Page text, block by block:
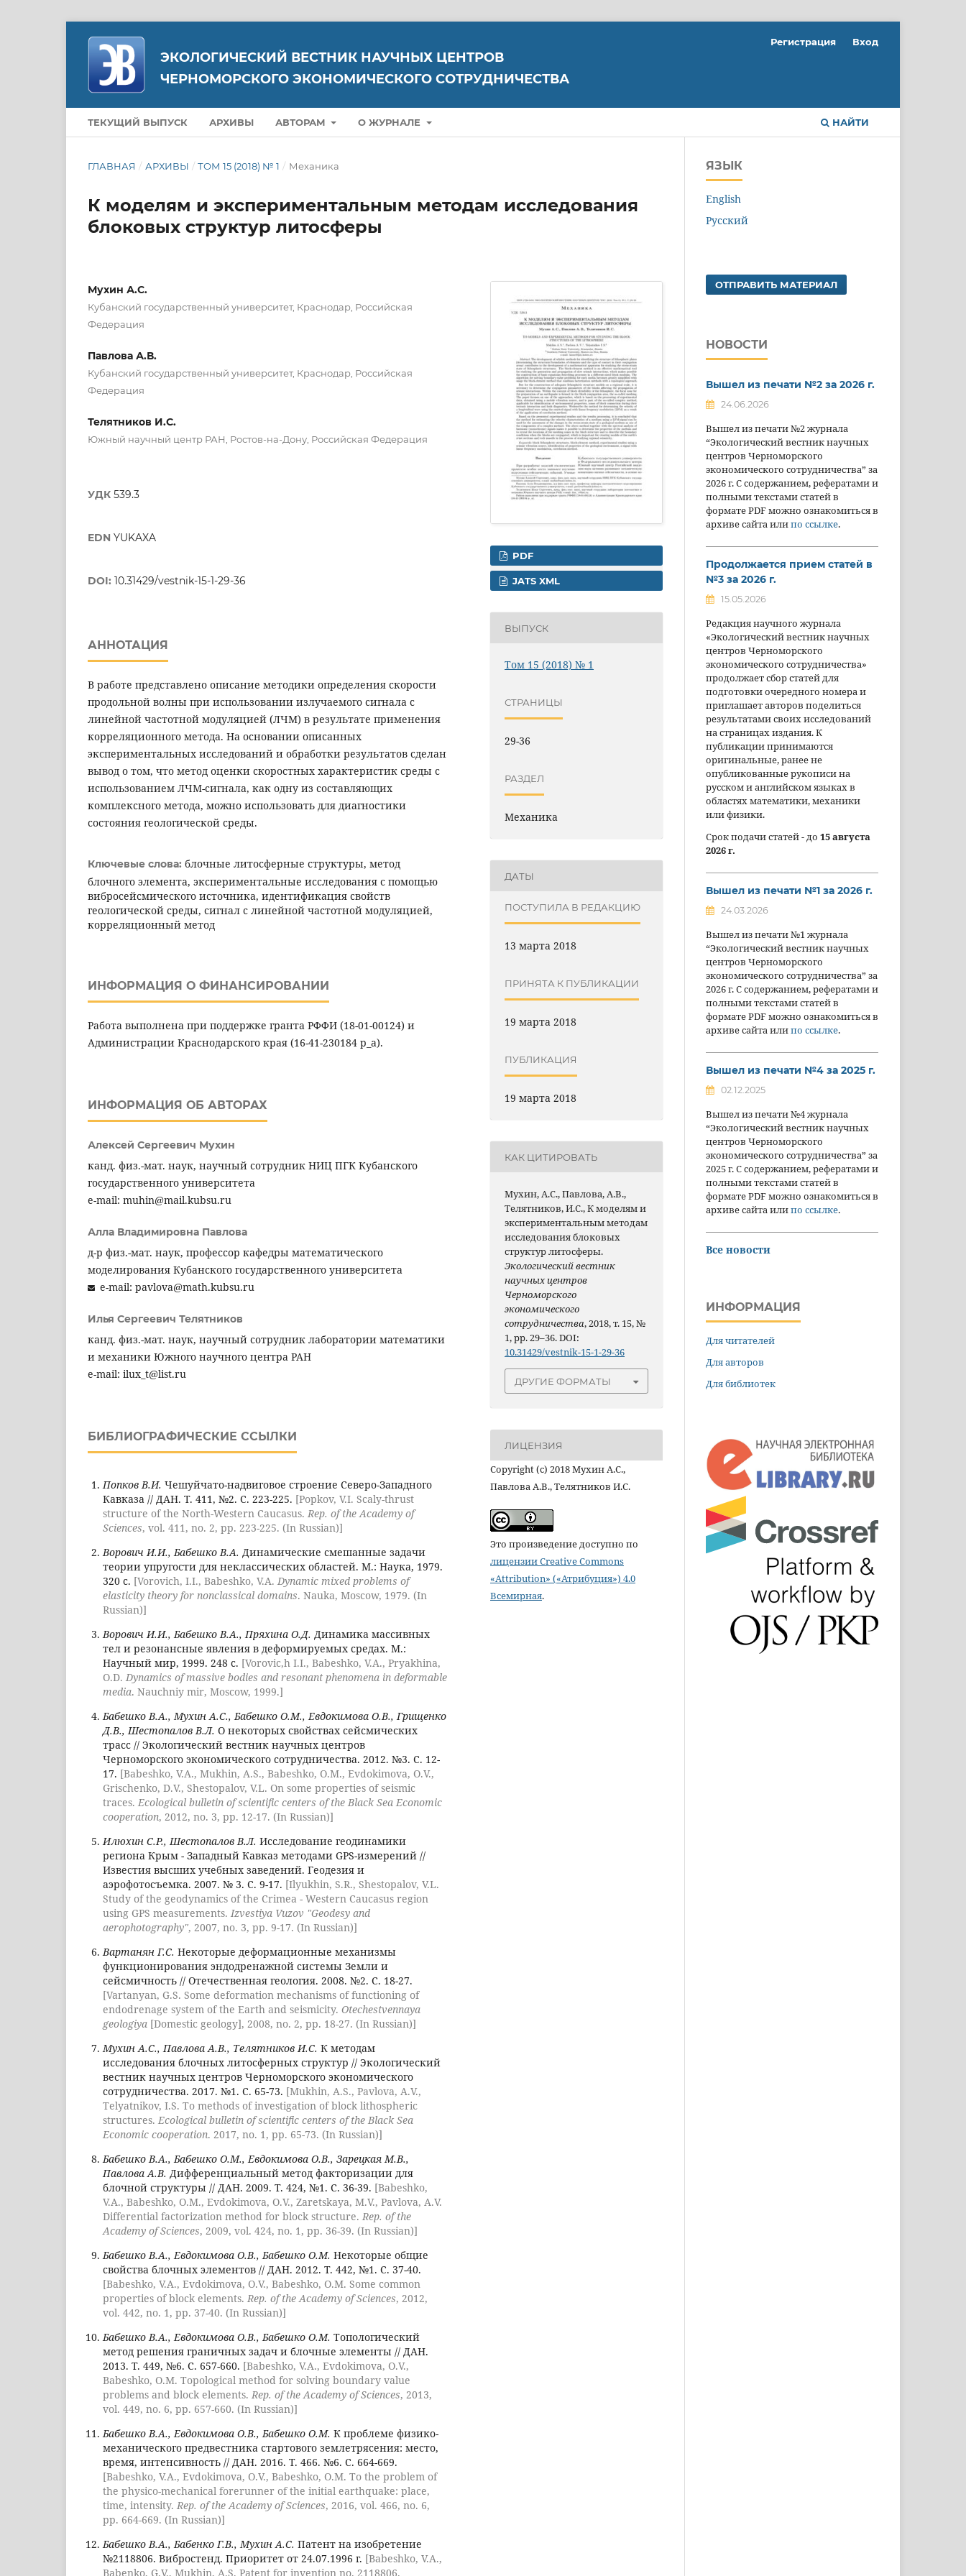
ЭКОЛОГИЧЕСКИЙ ВЕСТНИК НАУЧНЫХ ЦЕНТРОВ
ЧЕРНОМОРСКОГО ЭКОНОМИЧЕСКОГО СОТРУДНИЧЕСТВА
ТЕКУЩИЙ ВЫПУСК АРХИВЫ АВТОРАМ О ЖУРНАЛЕ НАЙТИ
Регистрация Вход
ГЛАВНАЯ / АРХИВЫ / ТОМ 15 (2018) № 1 / Механика
К моделям и экспериментальным методам исследования
блоковых структур литосферы
Мухин А.С.
Кубанский государственный университет, Краснодар, Российская
Федерация
Павлова А.В.
Кубанский государственный университет, Краснодар, Российская
Федерация
Телятников И.С.
Южный научный центр РАН, Ростов-на-Дону, Российская Федерация
УДК 539.3
EDN YUKAXA
DOI: 10.31429/vestnik-15-1-29-36
АННОТАЦИЯ
В работе представлено описание методики определения скорости
продольной волны при использовании излучаемого сигнала с
линейной частотной модуляцией (ЛЧМ) в результате применения
корреляционного метода. На основании описанных
экспериментальных исследований и обработки результатов сделан
вывод о том, что метод оценки скоростных характеристик среды с
использованием ЛЧМ-сигнала, как одну из составляющих
комплексного метода, можно использовать для диагностики
состояния геологической среды.
Ключевые слова: блочные литосферные структуры, метод
блочного элемента, экспериментальные исследования с помощью
вибросейсмического источника, идентификация свойств
геологической среды, сигнал с линейной частотной модуляцией,
корреляционный метод
ИНФОРМАЦИЯ О ФИНАНСИРОВАНИИ
Работа выполнена при поддержке гранта РФФИ (18-01-00124) и
Администрации Краснодарского края (16-41-230184 р_а).
ИНФОРМАЦИЯ ОБ АВТОРАХ
Алексей Сергеевич Мухин
канд. физ.-мат. наук, научный сотрудник НИЦ ПГК Кубанского
государственного университета
e-mail: muhin@mail.kubsu.ru
Алла Владимировна Павлова
д-р физ.-мат. наук, профессор кафедры математического
моделирования Кубанского государственного университета
e-mail: pavlova@math.kubsu.ru
Илья Сергеевич Телятников
канд. физ.-мат. наук, научный сотрудник лаборатории математики
и механики Южного научного центра РАН
e-mail: ilux_t@list.ru
БИБЛИОГРАФИЧЕСКИЕ ССЫЛКИ
Попков В.И. Чешуйчато-надвиговое строение Северо-Западного
Кавказа // ДАН. Т. 411, №2. С. 223-225. [Popkov, V.I. Scaly-thrust
structure of the North-Western Caucasus. Rep. of the Academy of
Sciences, vol. 411, no. 2, pp. 223-225. (In Russian)]
Ворович И.И., Бабешко В.А. Динамические смешанные задачи
теории упругости для неклассических областей. М.: Наука, 1979.
320 с. [Vorovich, I.I., Babeshko, V.A. Dynamic mixed problems of
elasticity theory for nonclassical domains. Nauka, Moscow, 1979. (In
Russian)]
Ворович И.И., Бабешко В.А., Пряхина О.Д. Динамика массивных
тел и резонансные явления в деформируемых средах. М.:
Научный мир, 1999. 248 с. [Vorovic,h I.I., Babeshko, V.A., Pryakhina,
O.D. Dynamics of massive bodies and resonant phenomena in deformable
media. Nauchniy mir, Moscow, 1999.]
Бабешко В.А., Мухин А.С., Бабешко О.М., Евдокимова О.В., Грищенко
Д.В., Шестопалов В.Л. О некоторых свойствах сейсмических
трасс // Экологический вестник научных центров
Черноморского экономического сотрудничества. 2012. №3. С. 12-
17. [Babeshko, V.A., Mukhin, A.S., Babeshko, O.M., Evdokimova, O.V.,
Grischenko, D.V., Shestopalov, V.L. On some properties of seismic
traces. Ecological bulletin of scientific centers of the Black Sea Economic
cooperation, 2012, no. 3, pp. 12-17. (In Russian)]
Илюхин С.Р., Шестопалов В.Л. Исследование геодинамики
региона Крым - Западный Кавказ методами GPS-измерений //
Известия высших учебных заведений. Геодезия и
аэрофотосъемка. 2007. № 3. С. 9-17. [Ilyukhin, S.R., Shestopalov, V.L.
Study of the geodynamics of the Crimea - Western Caucasus region
using GPS measurements. Izvestiya Vuzov "Geodesy and
aerophotography", 2007, no. 3, pp. 9-17. (In Russian)]
Вартанян Г.С. Некоторые деформационные механизмы
функционирования эндодренажной системы Земли и
сейсмичность // Отечественная геология. 2008. №2. С. 18-27.
[Vartanyan, G.S. Some deformation mechanisms of functioning of
endodrenage system of the Earth and seismicity. Otechestvennaya
geologiya [Domestic geology], 2008, no. 2, pp. 18-27. (In Russian)]
Мухин А.С., Павлова А.В., Телятников И.С. К методам
исследования блочных литосферных структур // Экологический
вестник научных центров Черноморского экономического
сотрудничества. 2017. №1. С. 65-73. [Mukhin, A.S., Pavlova, A.V.,
Telyatnikov, I.S. To methods of investigation of block lithospheric
structures. Ecological bulletin of scientific centers of the Black Sea
Economic cooperation. 2017, no. 1, pp. 65-73. (In Russian)]
Бабешко В.А., Бабешко О.М., Евдокимова О.В., Зарецкая М.В.,
Павлова А.В. Дифференциальный метод факторизации для
блочной структуры // ДАН. 2009. Т. 424, №1. С. 36-39. [Babeshko,
V.A., Babeshko, O.M., Evdokimova, O.V., Zaretskaya, M.V., Pavlova, A.V.
Differential factorization method for block structure. Rep. of the
Academy of Sciences, 2009, vol. 424, no. 1, pp. 36-39. (In Russian)]
Бабешко В.А., Евдокимова О.В., Бабешко О.М. Некоторые общие
свойства блочных элементов // ДАН. 2012. Т. 442, №1. С. 37-40.
[Babeshko, V.A., Evdokimova, O.V., Babeshko, O.M. Some common
properties of block elements. Rep. of the Academy of Sciences, 2012,
vol. 442, no. 1, pp. 37-40. (In Russian)]
Бабешко В.А., Евдокимова О.В., Бабешко О.М. Топологический
метод решения граничных задач и блочные элементы // ДАН.
2013. Т. 449, №6. С. 657-660. [Babeshko, V.A., Evdokimova, O.V.,
Babeshko, O.M. Topological method for solving boundary value
problems and block elements. Rep. of the Academy of Sciences, 2013,
vol. 449, no. 6, pp. 657-660. (In Russian)]
Бабешко В.А., Евдокимова О.В., Бабешко О.М. К проблеме физико-
механического предвестника стартового землетрясения: место,
время, интенсивность // ДАН. 2016. Т. 466. №6. С. 664-669.
[Babeshko, V.A., Evdokimova, O.V., Babeshko, O.M. To the problem of
the physico-mechanical forerunner of the initial earthquake: place,
time, intensity. Rep. of the Academy of Sciences, 2016, vol. 466, no. 6,
pp. 664-669. (In Russian)]
Бабешко В.А., Бабенко Г.В., Мухин А.С. Патент на изобретение
№2118806. Вибростенд. Приоритет от 24.07.1996 г. [Babeshko, V.A.,
Babenko, G.V., Mukhin, A.S. Patent for invention no. 2118806.
PDF
JATS XML
ВЫПУСК
Том 15 (2018) № 1
СТРАНИЦЫ
29-36
РАЗДЕЛ
Механика
ДАТЫ
ПОСТУПИЛА В РЕДАКЦИЮ
13 марта 2018
ПРИНЯТА К ПУБЛИКАЦИИ
19 марта 2018
ПУБЛИКАЦИЯ
19 марта 2018
КАК ЦИТИРОВАТЬ
Мухин, А.С., Павлова, А.В.,
Телятников, И.С., К моделям и
экспериментальным методам
исследования блоковых
структур литосферы.
Экологический вестник
научных центров
Черноморского
экономического
сотрудничества, 2018, т. 15, №
1, pp. 29–36. DOI:
10.31429/vestnik-15-1-29-36
ДРУГИЕ ФОРМАТЫ
ЛИЦЕНЗИЯ
Copyright (c) 2018 Мухин А.С.,
Павлова А.В., Телятников И.С.
Это произведение доступно по
лицензии Creative Commons
«Attribution» («Атрибуция») 4.0
Всемирная.
ЯЗЫК
English
Русский
ОТПРАВИТЬ МАТЕРИАЛ
НОВОСТИ
Вышел из печати №2 за 2026 г.
24.06.2026
Вышел из печати №2 журнала
“Экологический вестник научных
центров Черноморского
экономического сотрудничества” за
2026 г. С содержанием, рефератами и
полными текстами статей в
формате PDF можно ознакомиться в
архиве сайта илипо ссылке.
Продолжается прием статей в
№3 за 2026 г.
15.05.2026
Редакция научного журнала
«Экологический вестник научных
центров Черноморского
экономического сотрудничества»
продолжает сбор статей для
подготовки очередного номера и
приглашает авторов поделиться
результатами своих исследований
на страницах издания. К
публикации принимаются
оригинальные, ранее не
опубликованные рукописи на
русском и английском языках в
областях математики, механики
или физики.
Срок подачи статей - до 15 августа
2026 г.
Вышел из печати №1 за 2026 г.
24.03.2026
Вышел из печати №1 журнала
“Экологический вестник научных
центров Черноморского
экономического сотрудничества” за
2026 г. С содержанием, рефератами и
полными текстами статей в
формате PDF можно ознакомиться в
архиве сайта илипо ссылке.
Вышел из печати №4 за 2025 г.
02.12.2025
Вышел из печати №4 журнала
“Экологический вестник научных
центров Черноморского
экономического сотрудничества” за
2025 г. С содержанием, рефератами и
полными текстами статей в
формате PDF можно ознакомиться в
архиве сайта илипо ссылке.
Все новости
ИНФОРМАЦИЯ
Для читателей
Для авторов
Для библиотек